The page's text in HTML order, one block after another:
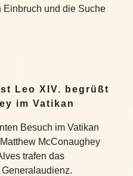
und die Suche
Leo XIV. begrüßt
im Vatikan
Besuch im Vatikan
McConaughey
trafen das